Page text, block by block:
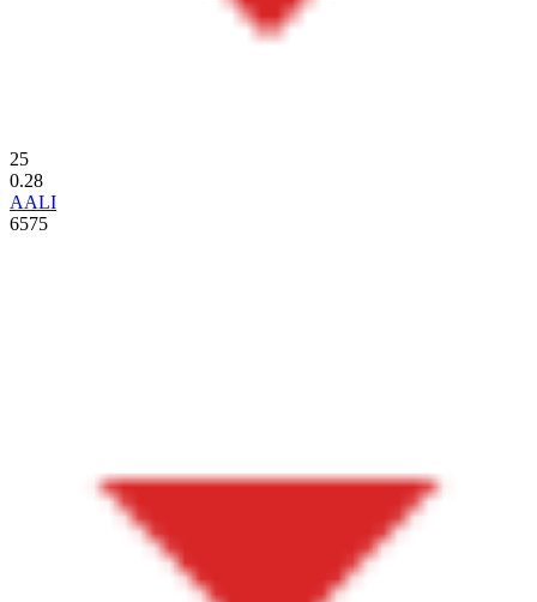
25
0.28
AALI
6575